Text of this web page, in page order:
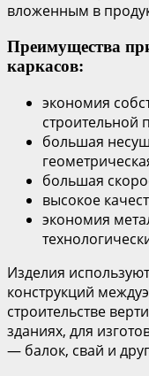
вложенным в
Преимущества
каркасов:
экономия
строительной
большая
большая
высокое
экономия
Изделия
конструкций
строительстве
зданиях, для
— балок, свай и